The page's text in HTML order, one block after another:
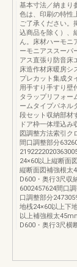
基本寸法／納まり
色は、印刷の特性
ご了承ください。
込商品を除く）、
ん。床材ハーモニ
ーモニアススーパ
アス直張り防音床
床造作材床暖房シ
プレカット集成タ
用手すり手すり壁
タラップリフォー
ームタイプパネル
段セット収納部材
ドア枠一体埋込
図調整方法索引ク
間口調整部分
24×60以上縦断面
縦断面図補強根
D600・奥行3尺収
6002457624間口
口調整部分
地桟24×60以上下
以上補強根太
D600・奥行3尺横